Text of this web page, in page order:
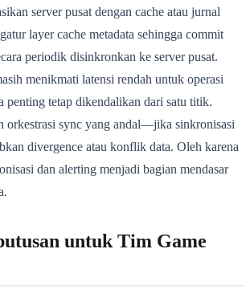
server pusat dengan cache atau jurnal
layer cache metadata sehingga commit
periodik disinkronkan ke server pusat.
menikmati latensi rendah untuk operasi
penting tetap dikendalikan dari satu titik.
orkestrasi sync yang andal—jika sinkronisasi
divergence atau konflik data. Oleh karena
dan alerting menjadi bagian mendasar
untuk Tim Game